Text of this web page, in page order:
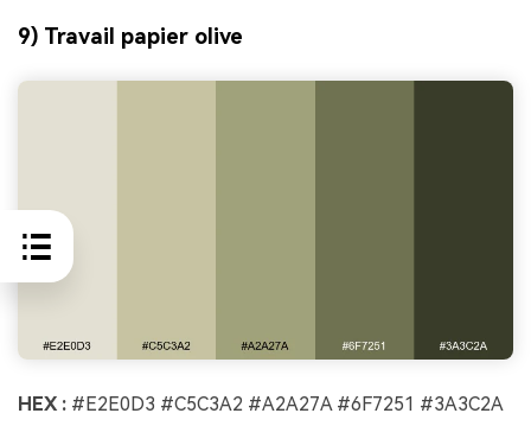
9) Travail papier olive
HEX : #E2E0D3 #C5C3A2 #A2A27A #6F7251 #3A3C2A